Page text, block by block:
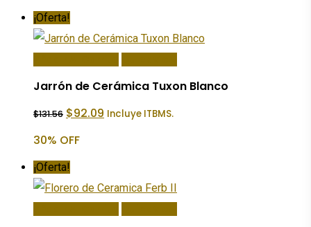
¡Oferta!
Jarrón de Cerámica Tuxon Blanco
$131.56 El
precio
era:
$92.09 El
precio
Incluye ITBMS.
30% OFF
¡Oferta!